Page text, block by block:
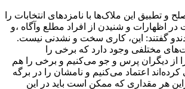
و تطبیق این ملاک‌ها با نامزدهای انتخابات را
در اظهارات و شنیدن از افراد مطلع وآگاه ،و
گفتند: این، کاری سخت و نشدنی نیست.
مختلفی وجود دارد که برخی را
از دیگران پرس و جو می‌کنیم و برخی را هم
اعتماد می‌کنیم و نامشان را در برگه
هر مقداری که ممکن است باید در این